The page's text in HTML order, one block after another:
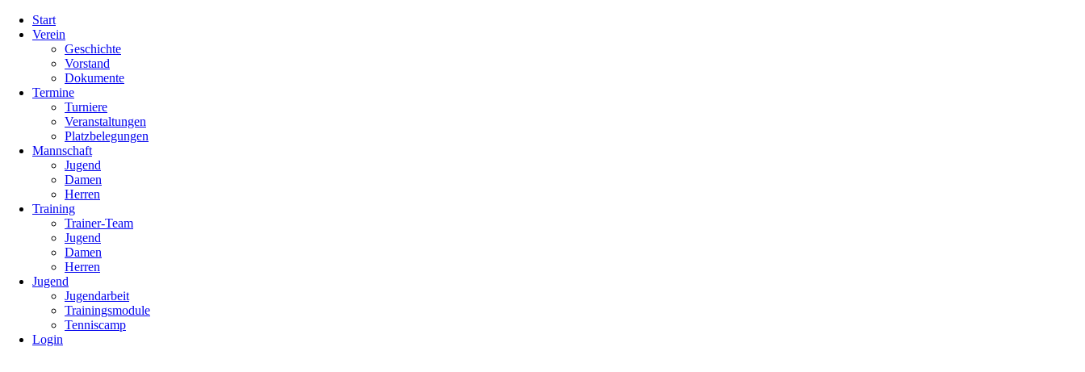
überspringen
Start
Verein
Geschichte
Vorstand
Dokumente
Termine
Turniere
Veranstaltungen
Platzbelegungen
Mannschaft
Jugend
Damen
Herren
Training
Trainer-Team
Jugend
Damen
Herren
Jugend
Jugendarbeit
Trainingsmodule
Tenniscamp
Login